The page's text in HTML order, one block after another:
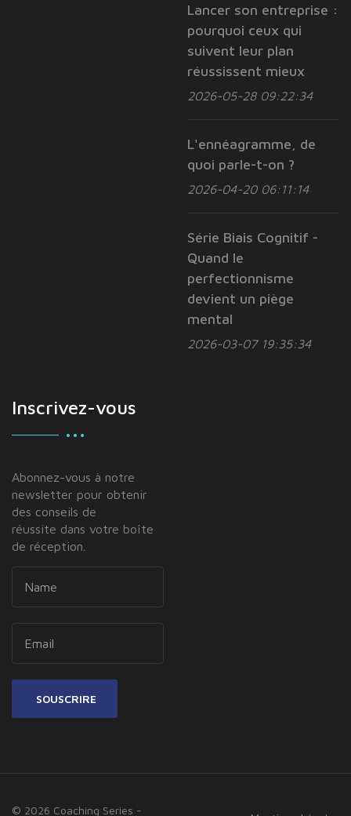
Lancer son entreprise :
pourquoi ceux qui
suivent leur plan
réussissent mieux
2026-05-28 09:22:34
L'ennéagramme, de
quoi parle-t-on ?
2026-04-20 06:11:14
Série Biais Cognitif -
Quand le
perfectionnisme
devient un piège
mental
2026-03-07 19:35:34
Inscrivez-vous
Abonnez-vous à notre
newsletter pour obtenir
des conseils de
réussite dans votre boîte
de réception.
SOUSCRIRE
© 2026 Coaching Series -